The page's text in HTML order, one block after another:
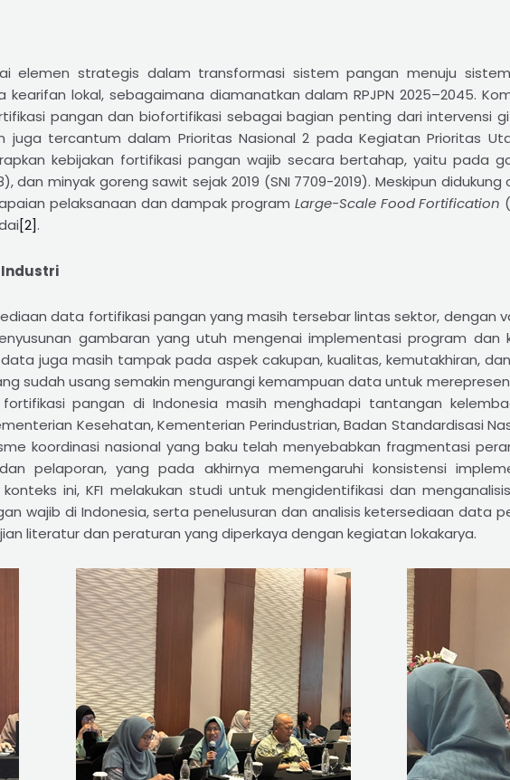
elemen strategis dalam transformasi sistem pangan menuju
lokal, sebagaimana diamanatkan dalam RPJPN 2025–2045.
pangan dan biofortifikasi sebagai bagian penting dari intervensi
tercantum dalam Prioritas Nasional 2 pada Kegiatan Prioritas
kebijakan fortifikasi pangan wajib secara bertahap, yaitu pada
dan minyak goreng sawit sejak 2019 (SNI 7709-2019). Meskipun
pelaksanaan dan dampak program Large-Scale Food Fortification
[2].
data fortifikasi pangan yang masih tersebar lintas sektor, dengan
gambaran yang utuh mengenai implementasi program dan
juga masih tampak pada aspek cakupan, kualitas, kemutakhiran,
sudah usang semakin mengurangi kemampuan data untuk
pangan di Indonesia masih menghadapi tantangan
Kesehatan, Kementerian Perindustrian, Badan Standardisasi
koordinasi nasional yang baku telah menyebabkan fragmentasi
pelaporan, yang pada akhirnya memengaruhi konsistensi
ini, KFI melakukan studi untuk mengidentifikasi dan
wajib di Indonesia, serta penelusuran dan analisis ketersediaan data
literatur dan peraturan yang diperkaya dengan kegiatan lokakarya.